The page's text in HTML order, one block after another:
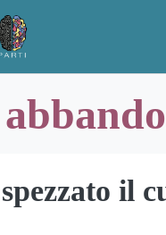
il